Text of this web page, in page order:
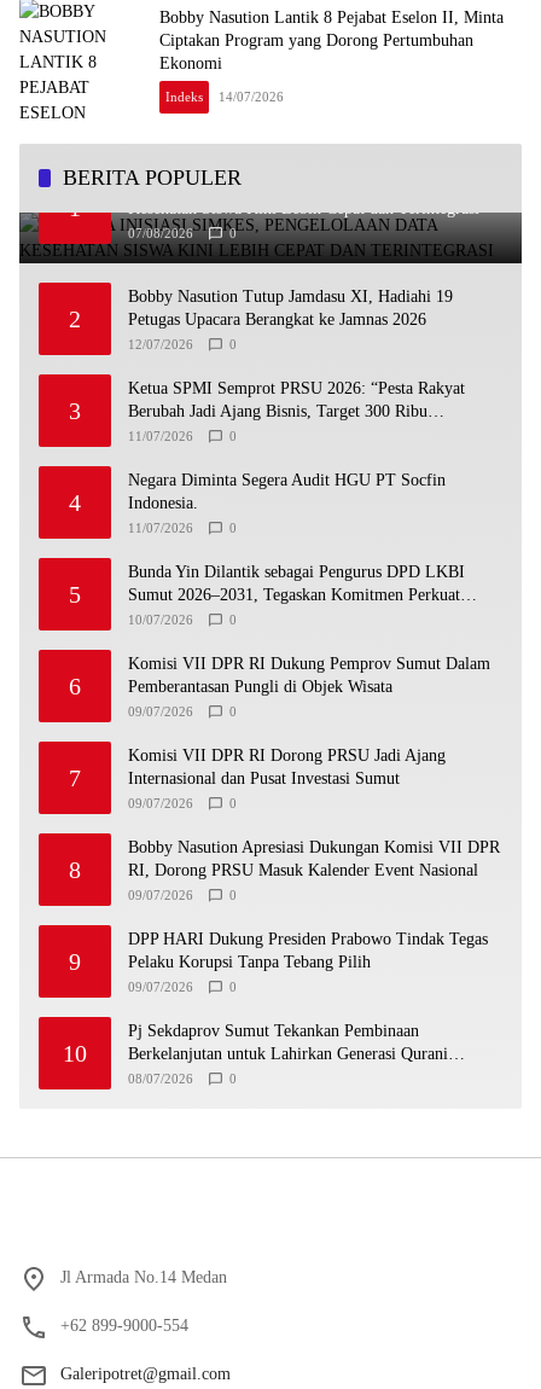
Bobby Nasution Lantik 8 Pejabat Eselon II, Minta
Ciptakan Program yang Dorong Pertumbuhan
Ekonomi
Indeks 14/07/2026
BERITA POPULER
1
Undhira Inisiasi SIMKES, Pengelolaan Data
Kesehatan Siswa Kini Lebih Cepat dan Terintegrasi
07/08/2026 0
2
Bobby Nasution Tutup Jamdasu XI, Hadiahi 19
Petugas Upacara Berangkat ke Jamnas 2026
12/07/2026 0
3
Ketua SPMI Semprot PRSU 2026: “Pesta Rakyat
Berubah Jadi Ajang Bisnis, Target 300 Ribu
Pengunjung Tinggal Slogan”
11/07/2026 0
4
Negara Diminta Segera Audit HGU PT Socfin
Indonesia.
11/07/2026 0
5
Bunda Yin Dilantik sebagai Pengurus DPD LKBI
Sumut 2026–2031, Tegaskan Komitmen Perkuat
Toleransi dan Kerukunan
10/07/2026 0
6
Komisi VII DPR RI Dukung Pemprov Sumut Dalam
Pemberantasan Pungli di Objek Wisata
09/07/2026 0
7
Komisi VII DPR RI Dorong PRSU Jadi Ajang
Internasional dan Pusat Investasi Sumut
09/07/2026 0
8
Bobby Nasution Apresiasi Dukungan Komisi VII DPR
RI, Dorong PRSU Masuk Kalender Event Nasional
09/07/2026 0
9
DPP HARI Dukung Presiden Prabowo Tindak Tegas
Pelaku Korupsi Tanpa Tebang Pilih
09/07/2026 0
10
Pj Sekdaprov Sumut Tekankan Pembinaan
Berkelanjutan untuk Lahirkan Generasi Qurani
Berkarakter
08/07/2026 0
Jl Armada No.14 Medan
+62 899-9000-554
Galeripotret@gmail.com